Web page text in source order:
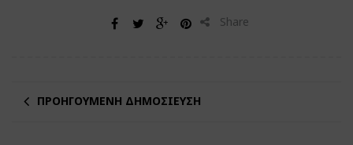
Share
ΠΡΟΗΓΟΎΜΕΝΗ ΔΗΜΟΣΊΕΥΣΗ